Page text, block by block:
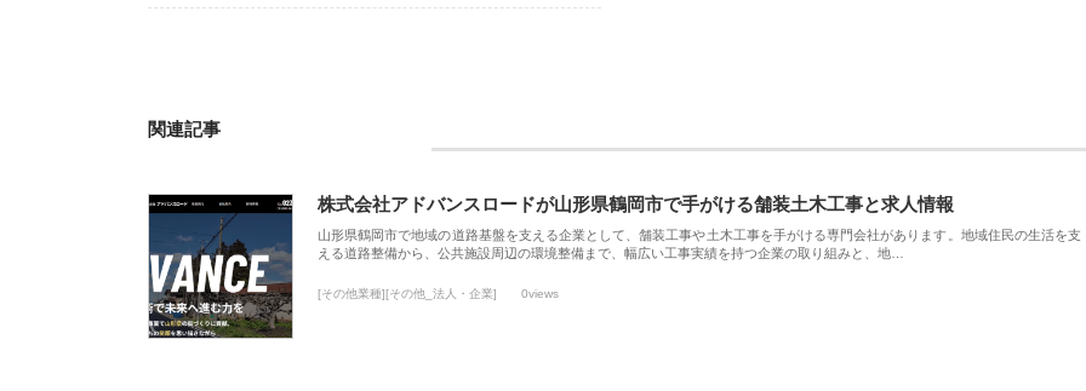
関連記事
株式会社アドバンスロードが山形県鶴岡市で手がける舗装土木工事と求人情報
山形県鶴岡市で地域の道路基盤を支える企業として、舗装工事や土木工事を手がける専門会社があります。地域住民の生活を支
える道路整備から、公共施設周辺の環境整備まで、幅広い工事実績を持つ企業の取り組みと、地…
[その他業種][その他_法人・企業] 0views